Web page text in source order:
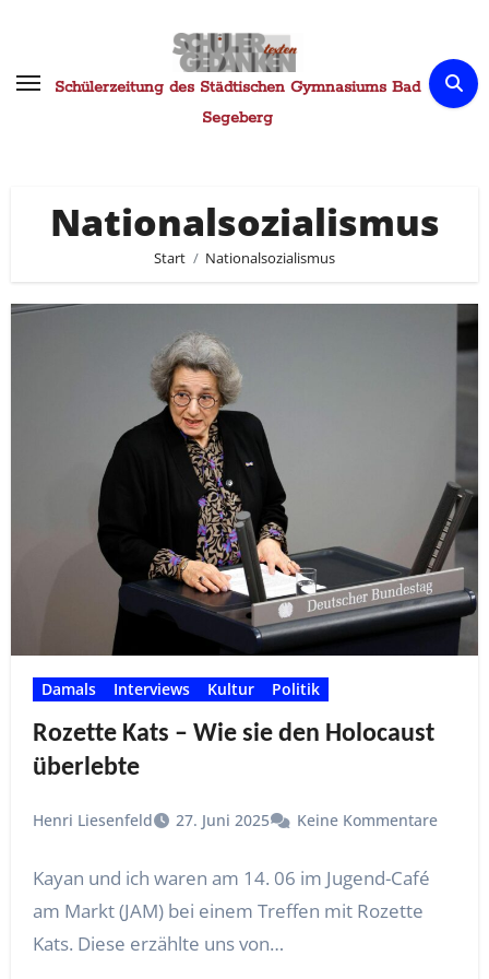
springenSchülerzeitung des Städtischen Gymnasiums Bad
Segeberg
Nationalsozialismus
Start Nationalsozialismus
Damals Interviews Kultur Politik
Rozette Kats – Wie sie den Holocaust
überlebte
Henri Liesenfeld 27. Juni 2025 Keine Kommentare
Kayan und ich waren am 14. 06 im Jugend-Café
am Markt (JAM) bei einem Treffen mit Rozette
Kats. Diese erzählte uns von…